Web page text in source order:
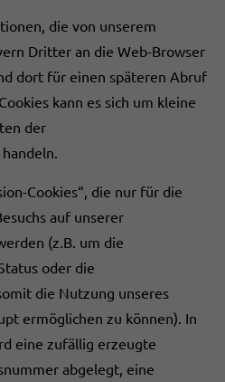
die von unserem
Dritter an die Web-Browser
dort für einen späteren Abruf
kann es sich um kleine
der
Cookies“, die nur für die
auf unserer
(z.B. um die
oder die
die Nutzung unseres
ermöglichen zu können). In
eine zufällig erzeugte
abgelegt, eine